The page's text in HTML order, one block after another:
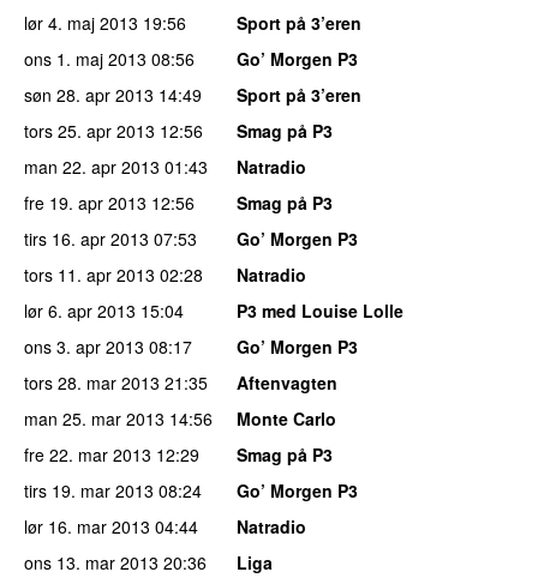
lør 4. maj 2013 19:56
Sport på 3’eren
ons 1. maj 2013 08:56
Go’ Morgen P3
søn 28. apr 2013 14:49
Sport på 3’eren
tors 25. apr 2013 12:56
Smag på P3
man 22. apr 2013 01:43
Natradio
fre 19. apr 2013 12:56
Smag på P3
tirs 16. apr 2013 07:53
Go’ Morgen P3
tors 11. apr 2013 02:28
Natradio
lør 6. apr 2013 15:04
P3 med Louise Lolle
ons 3. apr 2013 08:17
Go’ Morgen P3
tors 28. mar 2013 21:35
Aftenvagten
man 25. mar 2013 14:56
Monte Carlo
fre 22. mar 2013 12:29
Smag på P3
tirs 19. mar 2013 08:24
Go’ Morgen P3
lør 16. mar 2013 04:44
Natradio
ons 13. mar 2013 20:36
Liga